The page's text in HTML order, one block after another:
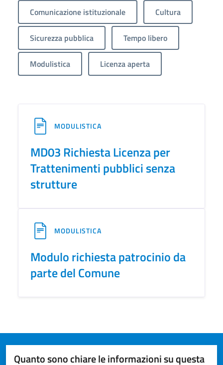
Comunicazione istituzionale Cultura
Sicurezza pubblica Tempo libero
Modulistica Licenza aperta
MODULISTICA
MD03 Richiesta Licenza per
Trattenimenti pubblici senza
strutture
MODULISTICA
Modulo richiesta patrocinio da
parte del Comune
Quanto sono chiare le informazioni su questa